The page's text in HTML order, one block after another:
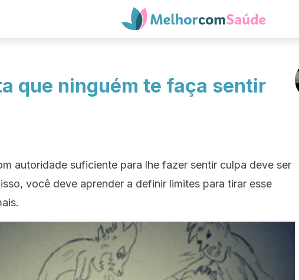
que ninguém te faça sentir
autoridade suficiente para lhe fazer sentir culpa deve ser
você deve aprender a definir limites para tirar esse